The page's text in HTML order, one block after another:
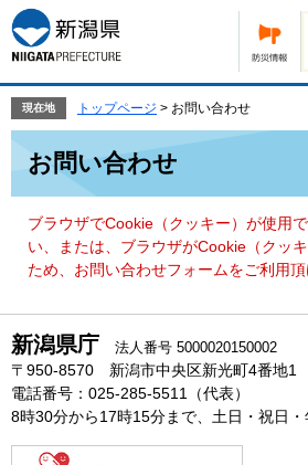
ー
ジ
の
頭
す。
ニ
ュ
ー
飛
て
現在地 トップページ > お問い合わせ
お問い合わせ
ブラウザでCookie（クッキー）が使用
い、または、ブラウザがCookie（クッ
ため、お問い合わせフォームをご利用頂
新潟県庁 法人番号 5000020150002
〒950-8570 新潟市中央区新光町4番地1
電話番号：025-285-5511（代表）
8時30分から17時15分まで、土日・祝日・